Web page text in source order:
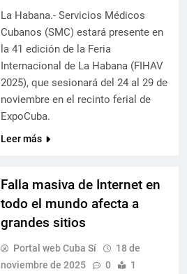
La Habana.- Servicios Médicos
Cubanos (SMC) estará presente en
la 41 edición de la Feria
Internacional de La Habana (FIHAV
2025), que sesionará del 24 al 29 de
noviembre en el recinto ferial de
ExpoCuba.
Leer más
Falla masiva de Internet en
todo el mundo afecta a
grandes sitios
Portal web Cuba Sí
18 de
noviembre de 2025
0
1